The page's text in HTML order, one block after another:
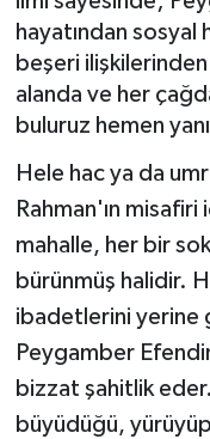
hayatından sosyal
beşeri
alanda ve her
buluruz hemen
Hele hac ya da
Rahman'ın
mahalle, her bir
bürünmüş halidir.
ibadetlerini yerine
Peygamber
bizzat şahitlik
büyüdüğü,
Ardahan
Artvin
Aydın
Balıkesir
Bartın
Batman
Kudüs
Kurban
Mukabele
Ramazan
Sahabeler
Hutbeler
DİYANET
DİYANET
DİYANET
DEPREM
Dünya